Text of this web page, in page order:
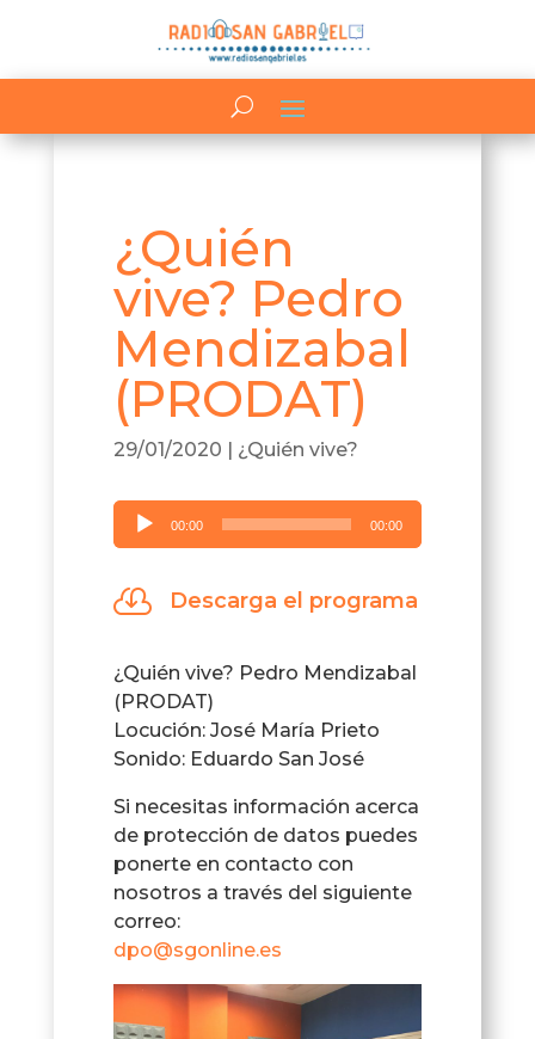
¿Quién
vive? Pedro
Mendizabal
(PRODAT)
29/01/2020 | ¿Quién vive?
Reproductor
de
00:00 00:00
 Descarga el programa
¿Quién vive? Pedro Mendizabal
(PRODAT)
Locución: José María Prieto
Sonido: Eduardo San José
Si necesitas información acerca
de protección de datos puedes
ponerte en contacto con
nosotros a través del siguiente
correo:
dpo@sgonline.es